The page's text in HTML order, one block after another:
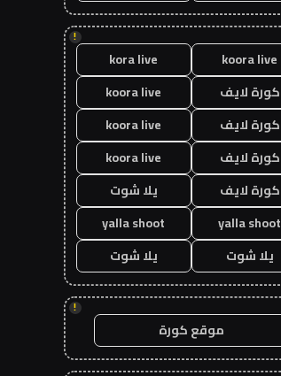
!
koora live
kora live
كورة لايف
koora live
كورة لايف
koora live
كورة لايف
koora live
كورة لايف
يلا شوت
yalla shoot
yalla shoot
يلا شوت
يلا شوت
!
موقع كورة